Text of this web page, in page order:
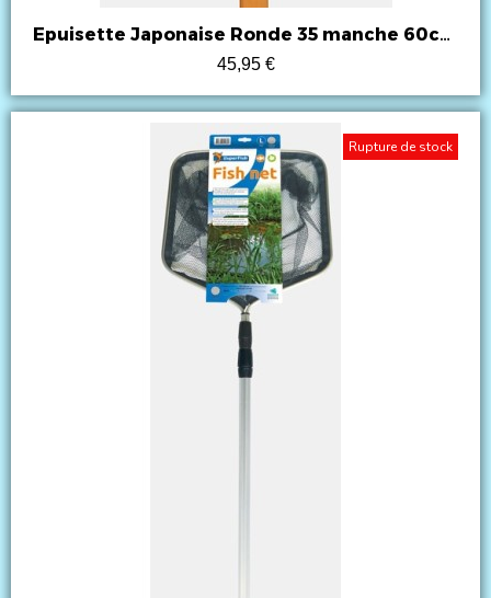
Epuisette Japonaise Ronde 35 manche 60cm Superfish
45,95 €
Rupture de stock